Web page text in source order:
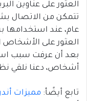
العثور على عناوين
تتمكن من الاتصال
عام، عند
العثور على الأشخاص
بعد أن عرفت سبب
أشخاص، دعنا نلقي
تابع أيضًأ: مميزات